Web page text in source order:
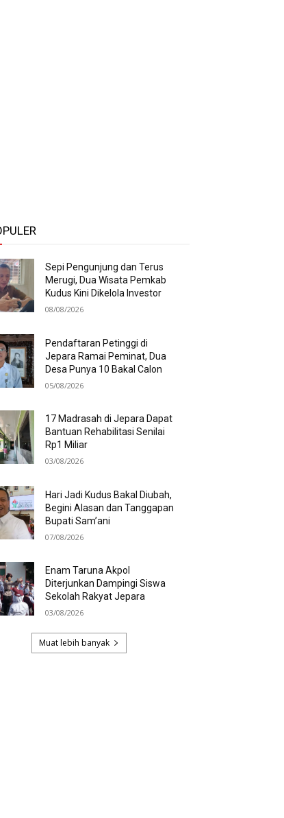
Sepi Pengunjung dan Terus
Merugi, Dua Wisata Pemkab
Kudus Kini Dikelola Investor
08/08/2026
Pendaftaran Petinggi di
Jepara Ramai Peminat, Dua
Desa Punya 10 Bakal Calon
05/08/2026
17 Madrasah di Jepara Dapat
Bantuan Rehabilitasi Senilai
Rp1 Miliar
03/08/2026
Hari Jadi Kudus Bakal Diubah,
Begini Alasan dan Tanggapan
Bupati Sam’ani
07/08/2026
Enam Taruna Akpol
Diterjunkan Dampingi Siswa
Sekolah Rakyat Jepara
03/08/2026
Muat lebih banyak